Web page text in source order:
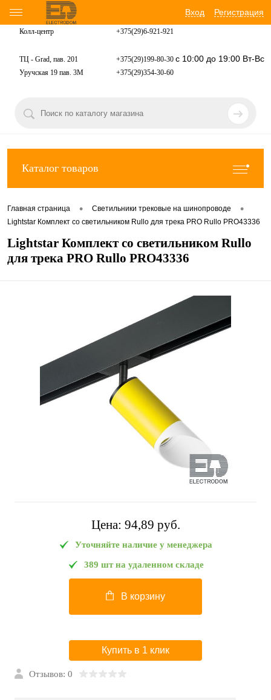
Вход Регистрация
Колл-центр +375(29)6-921-921
ТЦ - Grad, пав. 201 +375(29)199-80-30 с 10:00 до 19:00 Вт-Вс
Уручская 19 пав. 3М +375(29)354-30-60
Каталог товаров
Главная страница • Светильники трековые на шинопроводе •
Lightstar Комплект со светильником Rullo для трека PRO Rullo PRO43336
Lightstar Комплект со светильником Rullo
для трека PRO Rullo PRO43336
Цена: 94,89 pуб.
Уточняйте наличие у менеджера
389 шт на удаленном складе
В корзину
Купить в 1 клик
Отзывов: 0